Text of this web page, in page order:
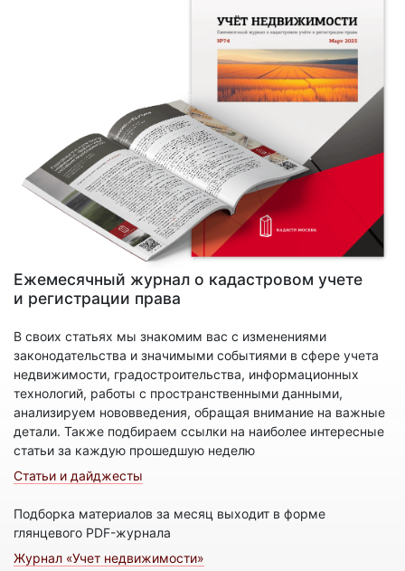
Ежемесячный журнал о кадастровом учете
и регистрации права
В своих статьях мы знакомим вас с изменениями
законодательства и значимыми событиями в сфере учета
недвижимости, градостроительства, информационных
технологий, работы с пространственными данными,
анализируем нововведения, обращая внимание на важные
детали. Также подбираем ссылки на наиболее интересные
статьи за каждую прошедшую неделю
Статьи и дайджесты
Подборка материалов за месяц выходит в форме
глянцевого PDF-журнала
Журнал «Учет недвижимости»